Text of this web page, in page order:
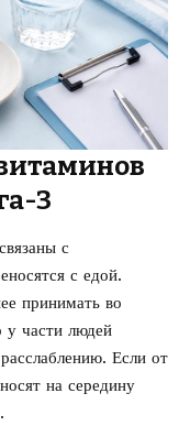
3
с
с едой.
принимать во
у части людей
Если от
на середину